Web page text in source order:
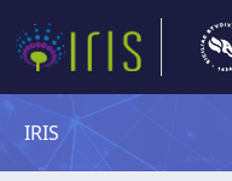
IRIS